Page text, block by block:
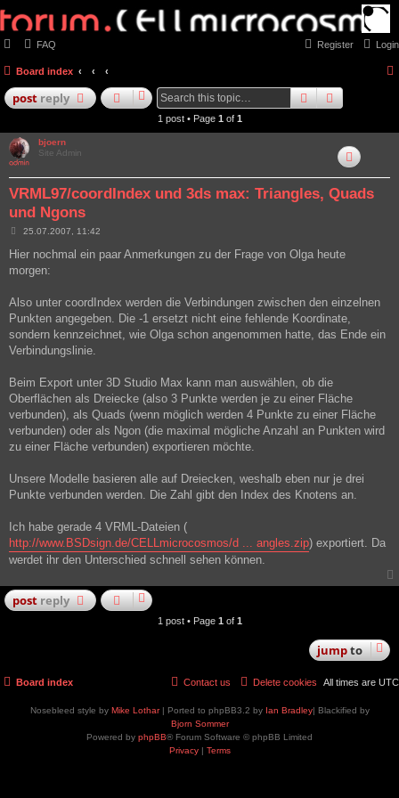
FAQ Login
Register
Board index
postreply searchadvanced
1 post • Page 1 of 1
bjoern
Site Admin
VRML97/coordIndex und 3ds max: Triangles, Quads
und Ngons
P
s
25.07.2007, 11:42
Hier nochmal ein paar Anmerkungen zu der Frage von Olga heute
morgen:
Also unter coordIndex werden die Verbindungen zwischen den einzelnen
Punkten angegeben. Die -1 ersetzt nicht eine fehlende Koordinate,
sondern kennzeichnet, wie Olga schon angenommen hatte, das Ende ein
Verbindungslinie.
Beim Export unter 3D Studio Max kann man auswählen, ob die
Oberflächen als Dreiecke (also 3 Punkte werden je zu einer Fläche
verbunden), als Quads (wenn möglich werden 4 Punkte zu einer Fläche
verbunden) oder als Ngon (die maximal mögliche Anzahl an Punkten wird
zu einer Fläche verbunden) exportieren möchte.
Unsere Modelle basieren alle auf Dreiecken, weshalb eben nur je drei
Punkte verbunden werden. Die Zahl gibt den Index des Knotens an.
Ich habe gerade 4 VRML-Dateien (
http://www.BSDsign.de/CELLmicrocosmos/d ... angles.zip) exportiert. Da
werdet ihr den Unterschied schnell sehen können.
postreply
1 post • Page 1 of 1
jumpto
Board index All times are UTC
Delete cookies
Contact us
Nosebleed style by Mike Lothar| Ported to phpBB3.2 by Ian Bradley| Blackified by
Bjorn Sommer
Powered by phpBB® Forum Software © phpBB Limited
Privacy| Terms